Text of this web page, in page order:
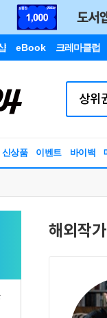
eBook 크레마클럽
신상품 이벤트 바이백
해외작가